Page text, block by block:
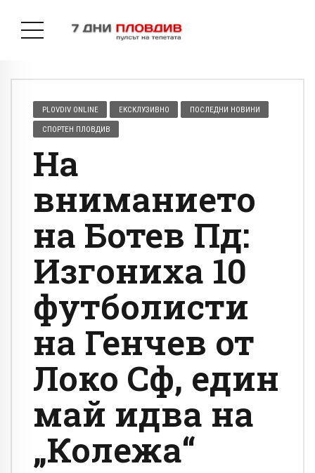
PLOVDIV ONLINE ЕКСКЛУЗИВНО ПОСЛЕДНИ НОВИНИ
СПОРТЕН ПЛОВДИВ
На
вниманието
на Ботев Пд:
Изгониха 10
футболисти
на Генчев от
Локо Сф, един
май идва на
„Колежа“